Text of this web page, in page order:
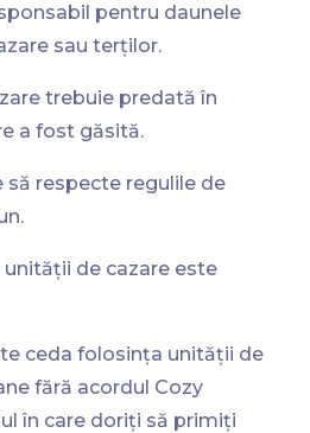
pentru daunele
sau terților.
trebuie predată în
a fost găsită.
să respecte regulile de
unității de cazare este
ceda folosința unității de
fără acordul Cozy
în care doriți să primiți